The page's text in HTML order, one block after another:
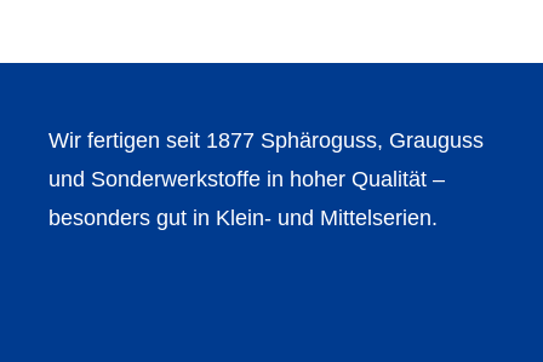
Wir fertigen seit 1877 Sphäroguss, Grauguss
und Sonderwerkstoffe in hoher Qualität –
besonders gut in Klein- und Mittelserien.